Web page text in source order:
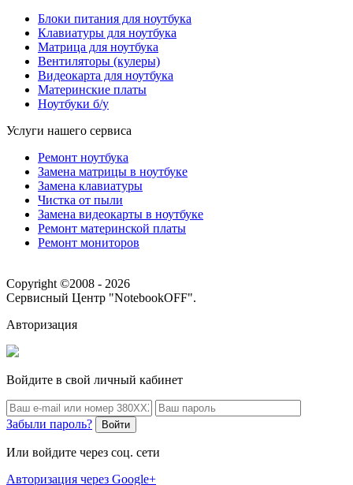
Блоки питания для ноутбука
Клавиатуры для ноутбука
Матрица для ноутбука
Вентиляторы (кулеры)
Видеокарта для ноутбука
Материнские платы
Ноутбуки б/у
Услуги нашего сервиса
Ремонт ноутбука
Замена матрицы в ноутбуке
Замена клавиатуры
Чистка от пыли
Замена видеокарты в ноутбуке
Ремонт материнской платы
Ремонт мониторов
Copyright ©2008 - 2026
Сервисный Центр "NotebookOFF".
Авторизация
Войдите в свой личный кабинет
Забыли пароль? Войти
Или войдите через соц. сети
Авторизация через Google+